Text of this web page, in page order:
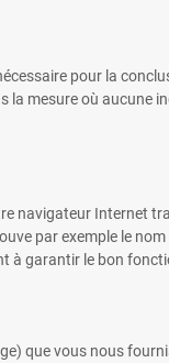
pour la
la mesure où aucune
navigateur Internet
par exemple le nom
à garantir le bon
que vous nous